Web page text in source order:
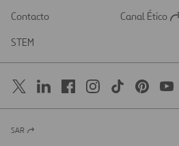
una
Contacto
Abrir
Canal Ético
STEM
Abrir
SAR